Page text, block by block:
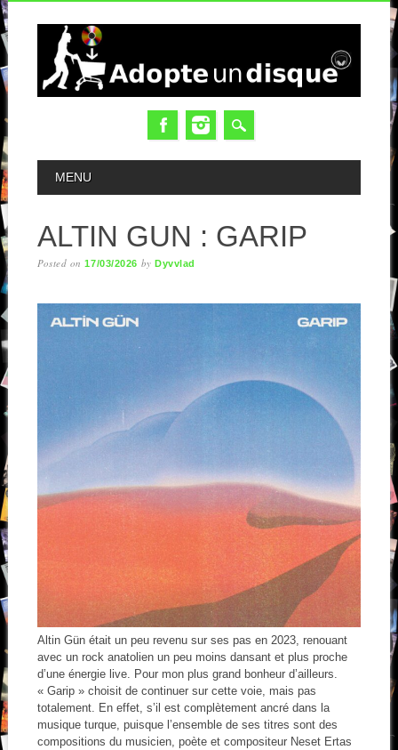
MAIN MENU
MENU
ALTIN GUN : GARIP
Posted on17/03/2026 byDyvvlad
Altin Gün était un peu revenu sur ses pas en 2023, renouant
avec un rock anatolien un peu moins dansant et plus proche
d’une énergie live. Pour mon plus grand bonheur d’ailleurs.
« Garip » choisit de continuer sur cette voie, mais pas
totalement. En effet, s’il est complètement ancré dans la
musique turque, puisque l’ensemble de ses titres sont des
compositions du musicien, poète et compositeur Neset Ertas